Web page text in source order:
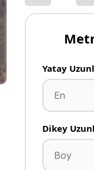
Yatay
Dikey